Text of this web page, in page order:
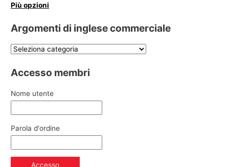
Più opzioni
Argomenti di inglese commerciale
Accesso membri
Nome utente
Parola d'ordine